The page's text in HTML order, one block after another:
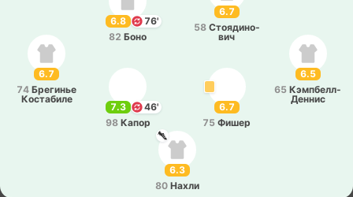
6.3
80 Нахли
6.7
75 Фишер
7.3
46'
98 Капор
6.7
74 Бре­ги­нье
Ко­ста­би­ле
6.5
65 Кэ­мпбе­лл-
Де­ннис
6.7
58 Стоя­ди­но­
вич
6.8
76'
82 Боно